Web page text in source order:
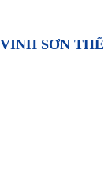
VINH SƠN